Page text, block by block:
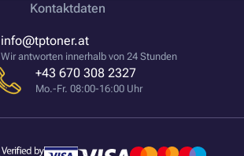
Kontaktdaten
info@tptoner.at
Wir antworten innerhalb von 24 Stunden
+43 670 308 2327
Mo.-Fr. 08:00-16:00 Uhr